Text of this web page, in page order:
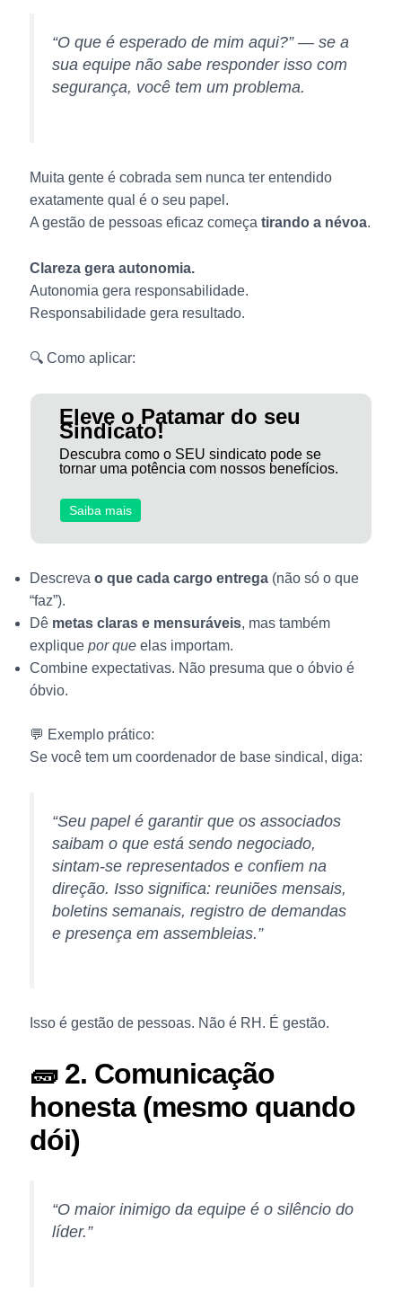
“O que é esperado de mim aqui?”— se a
sua equipe não sabe responder isso com
segurança, você tem um problema.
Muita gente é cobrada sem nunca ter entendido
exatamente qual é o seu papel.
A gestão de pessoas eficaz começa tirando a névoa.
Clareza gera autonomia.
Autonomia gera responsabilidade.
Responsabilidade gera resultado.
🔍 Como aplicar:
Eleve o Patamar do seu
Sindicato!
Descubra como o SEU sindicato pode se
tornar uma potência com nossos benefícios.
Saiba mais
Descreva o que cada cargo entrega(não só o que
“faz”).
Dê metas claras e mensuráveis, mas também
explique por queelas importam.
Combine expectativas. Não presuma que o óbvio é
óbvio.
💬 Exemplo prático:
Se você tem um coordenador de base sindical, diga:
“Seu papel é garantir que os associados
saibam o que está sendo negociado,
sintam-se representados e confiem na
direção. Isso significa: reuniões mensais,
boletins semanais, registro de demandas
e presença em assembleias.”
Isso é gestão de pessoas. Não é RH. É gestão.
🧱 2. Comunicação
honesta (mesmo quando
dói)
“O maior inimigo da equipe é o silêncio do
líder.”